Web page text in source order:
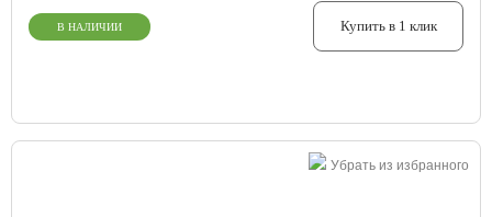
В НАЛИЧИИ Купить в 1 клик
Убрать из избранного